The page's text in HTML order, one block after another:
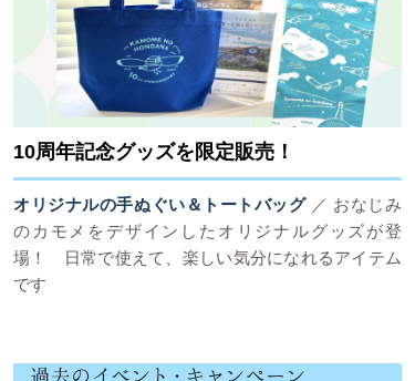
10周年記念グッズを限定販売！
オリジナルの手ぬぐい＆トートバッグ／ おなじみ
のカモメをデザインしたオリジナルグッズが登
場！ 日常で使えて、楽しい気分になれるアイテム
です